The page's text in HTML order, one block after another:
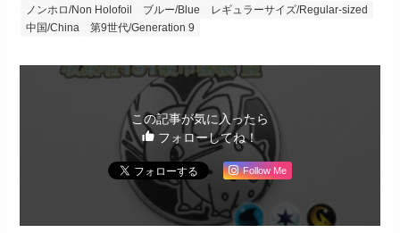
ノンホロ/Non Holofoil
ブルー/Blue
レギュラーサイズ/Regular-sized
中国/China
第9世代/Generation 9
この記事が気に入ったら
フォローしてね！
Follow Me